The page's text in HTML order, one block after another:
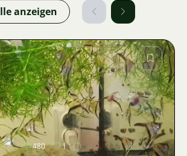
anzeigen
Bild
480 1